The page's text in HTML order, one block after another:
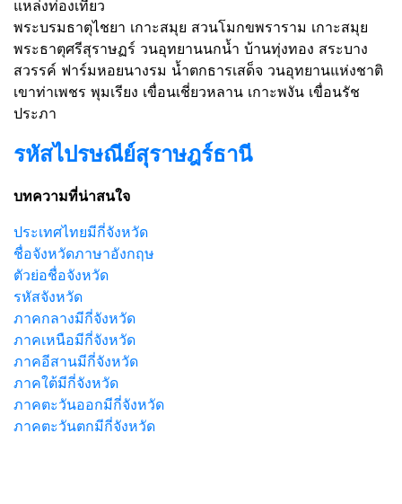
แหล่งท่องเที่ยว
พระบรมธาตุไชยา เกาะสมุย สวนโมกขพราราม เกาะสมุย
พระธาตุศรีสุราษฏร์ วนอุทยานนกน้ำ บ้านทุ่งทอง สระบาง
สวรรค์ ฟาร์มหอยนางรม น้ำตกธารเสด็จ วนอุทยานแห่งชาติ
เขาท่าเพชร พุมเรียง เขื่อนเชี่ยวหลาน เกาะพงัน เขื่อนรัช
ประภา
รหัสไปรษณีย์สุราษฎร์ธานี
บทความที่น่าสนใจ
ประเทศไทยมีกี่จังหวัด
ชื่อจังหวัดภาษาอังกฤษ
ตัวย่อชื่อจังหวัด
รหัสจังหวัด
ภาคกลางมีกี่จังหวัด
ภาคเหนือมีกี่จังหวัด
ภาคอีสานมีกี่จังหวัด
ภาคใต้มีกี่จังหวัด
ภาคตะวันออกมีกี่จังหวัด
ภาคตะวันตกมีกี่จังหวัด